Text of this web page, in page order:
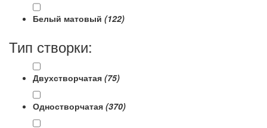
Белый матовый (122)
Тип створки:
Двухстворчатая (75)
Одностворчатая (370)